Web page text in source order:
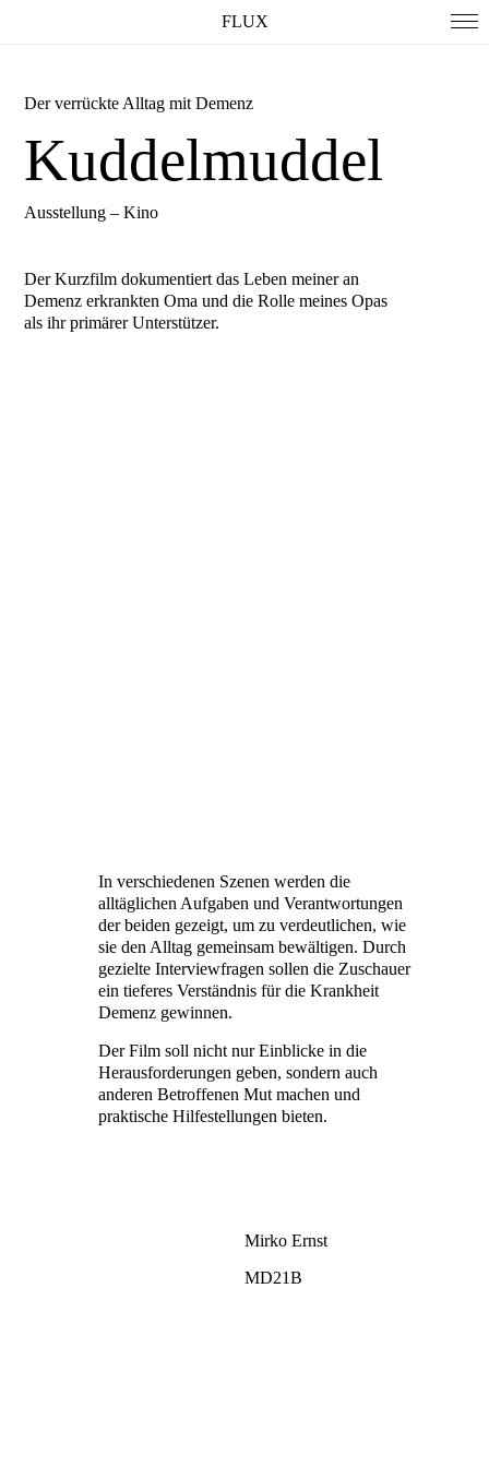
FLUX
Der verrückte Alltag mit Demenz
Kuddelmuddel
Ausstellung – Kino
Der Kurzfilm dokumentiert das Leben meiner an
Demenz erkrankten Oma und die Rolle meines Opas
als ihr primärer Unterstützer.
In verschiedenen Szenen werden die
alltäglichen Aufgaben und Verantwortungen
der beiden gezeigt, um zu verdeutlichen, wie
sie den Alltag gemeinsam bewältigen. Durch
gezielte Interviewfragen sollen die Zuschauer
ein tieferes Verständnis für die Krankheit
Demenz gewinnen.
Der Film soll nicht nur Einblicke in die
Herausforderungen geben, sondern auch
anderen Betroffenen Mut machen und
praktische Hilfestellungen bieten.
Mirko Ernst
MD21B